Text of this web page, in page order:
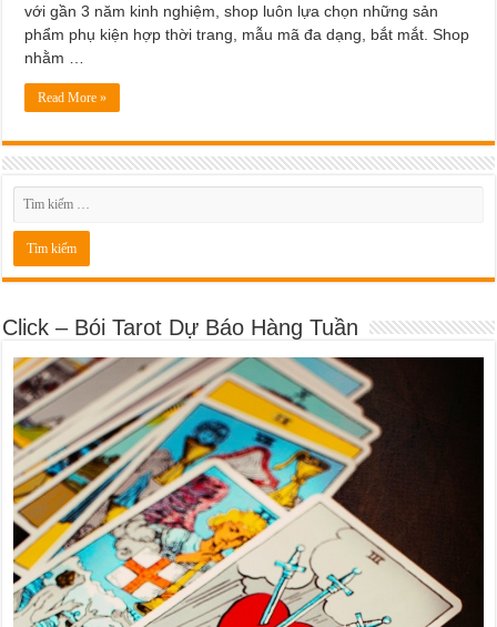
với gần 3 năm kinh nghiệm, shop luôn lựa chọn những sản
phẩm phụ kiện hợp thời trang, mẫu mã đa dạng, bắt mắt. Shop
nhằm …
Read More »
Click – Bói Tarot Dự Báo Hàng Tuần